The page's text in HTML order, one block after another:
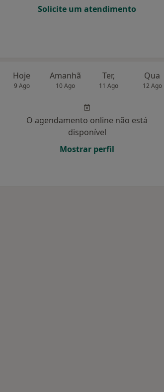
Solicite um atendimento
Hoje
9 Ago
Amanhã
10 Ago
Ter,
11 Ago
Qua
12 Ago
O agendamento online não está
disponível
Mostrar perfil